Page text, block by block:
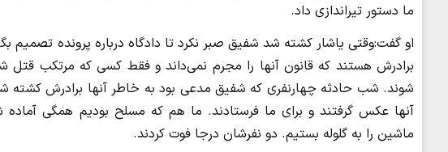
ما دستور تیراندازی داد.
او گفت:وقتی یاشار کشته شد شفیق صبر نکرد تا دادگاه درباره پرونده تصمیم
برادرش هستند که قانون آنها را مجرم نمی‌داند و فقط کسی که مرتکب قتل
شوند. شب حادثه چهارنفری که شفیق مدعی بود به خاطر آنها برادرش کشته
آنها عکس گرفتند و برای ما فرستادند. ما هم که مسلح بودیم همگی
ماشین را به گلوله بستیم. دو نفرشان درجا فوت کردند.